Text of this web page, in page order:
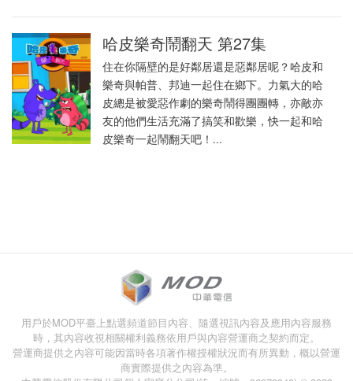
哈皮樂奇鬧翻天 第27集
住在你隔壁的是好鄰居還是惡鄰居呢？哈皮和
樂奇與帕普、邦迪一起住在鄉下。力氣大的哈
皮總是被愛惡作劇的樂奇鬧得團團轉，亦敵亦
友的他們生活充滿了搞笑和歡樂，快一起和哈
皮樂奇一起鬧翻天吧！...
用戶於MOD平臺上點選頻道節目內容、隨選視訊內容及應用內容服務
時，其內容收視相關權利義務依用戶與內容營運商之契約而定。
營運商提供之內容可能因當時各項著作權授權狀況而有所異動，概以營運
商實際提供之內容為準。